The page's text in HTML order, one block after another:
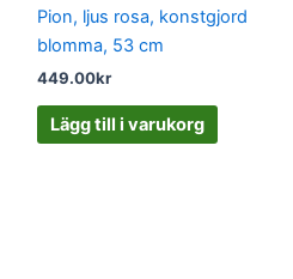
Pion, ljus rosa, konstgjord
blomma, 53 cm
449.00kr
Lägg till i varukorg